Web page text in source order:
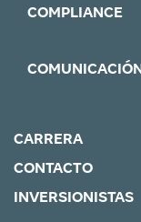
COMPLIANCE
COMUNICACIÓN
CARRERA
CONTACTO
INVERSIONISTAS